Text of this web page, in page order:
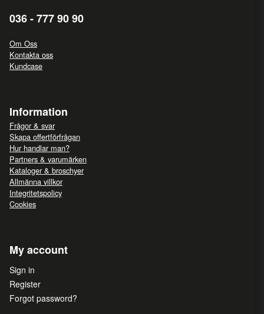
036 - 777 90 90
Om Oss
Kontakta oss
Kundcase
Information
Frågor & svar
Skapa offertförfrågan
Hur handlar man?
Partners & varumärken
Kataloger & broschyer
Allmänna villkor
Integritetspolicy
Cookies
My account
Sign in
Register
Forgot password?